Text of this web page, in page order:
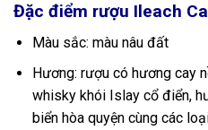
Đặc điểm rượu Ileach
Màu sắc: màu nâu đất
Hương: rượu có hương cay
whisky khói Islay cổ điển,
biển hòa quyện cùng các